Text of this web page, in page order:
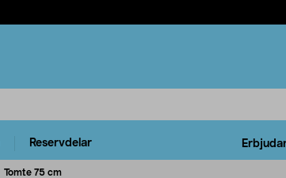
Reservdelar
Tomte 75 cm